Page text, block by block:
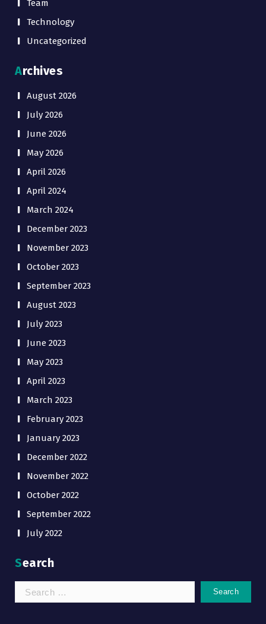
Team
Technology
Uncategorized
Archives
August 2026
July 2026
June 2026
May 2026
April 2026
April 2024
March 2024
December 2023
November 2023
October 2023
September 2023
August 2023
July 2023
June 2023
May 2023
April 2023
March 2023
February 2023
January 2023
December 2022
November 2022
October 2022
September 2022
July 2022
Search
Search
for: